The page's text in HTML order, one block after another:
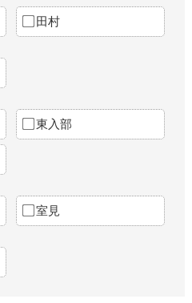
田村
東入部
室見